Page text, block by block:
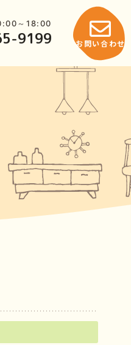
～18:00
9199 お問い合わせ